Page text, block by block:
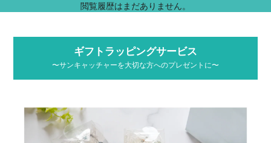
閲覧履歴はまだありません。
ギフトラッピングサービス
〜サンキャッチャーを大切な方へのプレゼントに〜